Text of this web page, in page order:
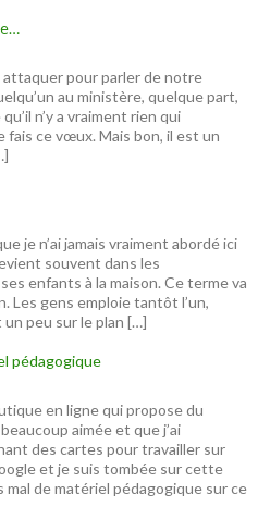
attaquer pour parler de notre
au ministère, quelque part,
n’y a vraiment rien qui
ce vœux. Mais bon, il est un
je n’ai jamais vraiment abordé ici
souvent dans les
enfants à la maison. Ce terme va
Les gens emploie tantôt l’un,
peu sur le plan […]
pédagogique
en ligne qui propose du
aimée et que j’ai
des cartes pour travailler sur
et je suis tombée sur cette
de matériel pédagogique sur ce